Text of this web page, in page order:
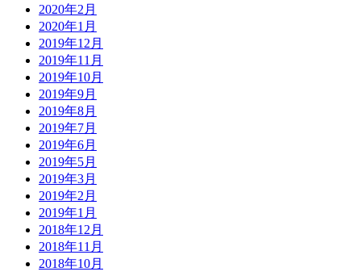
2020年2月
2020年1月
2019年12月
2019年11月
2019年10月
2019年9月
2019年8月
2019年7月
2019年6月
2019年5月
2019年3月
2019年2月
2019年1月
2018年12月
2018年11月
2018年10月